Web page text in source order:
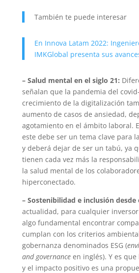
También te puede interesar
En Innova Latam 2022:
IMKGlobal presenta sus
– Salud mental en el siglo 21:
señalan que la pandemia del
crecimiento de la digitalización
aumento de casos de ansiedad,
agotamiento en el ámbito laboral.
este debe ser un tema clave para
y deberá dejar de ser un tabú, ya
tienen cada vez más la
la salud mental de los
hiperconectado.
– Sostenibilidad e inclusión desde
actualidad, para cualquier
algo fundamental encontrar
cumplan con los criterios
gobernanza denominados ESG (
and governanceen inglés). Y es
y el impacto positivo es una